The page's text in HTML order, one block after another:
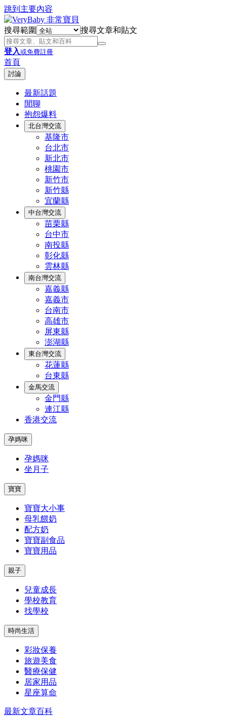
跳到主要內容
搜尋範圍 搜尋文章和貼文
登入或免費註冊
首頁
討論
最新話題
閒聊
抱怨爆料
北台灣交流
基隆市
台北市
新北市
桃園市
新竹市
新竹縣
宜蘭縣
中台灣交流
苗栗縣
台中市
南投縣
彰化縣
雲林縣
南台灣交流
嘉義縣
嘉義市
台南市
高雄市
屏東縣
澎湖縣
東台灣交流
花蓮縣
台東縣
金馬交流
金門縣
連江縣
香港交流
孕媽咪
孕媽咪
坐月子
寶寶
寶寶大小事
母乳餵奶
配方奶
寶寶副食品
寶寶用品
親子
兒童成長
學校教育
找學校
時尚生活
彩妝保養
旅遊美食
醫療保健
居家用品
星座算命
最新文章百科